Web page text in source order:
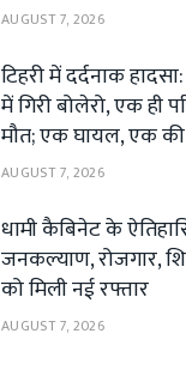
AUGUST 7, 2026
टिहरी में दर्दनाक
में गिरी बोलेरो, एक ही
मौत; एक घायल, एक
AUGUST 7, 2026
धामी कैबिनेट के
जनकल्याण, रोजगार,
को मिली नई रफ्तार
AUGUST 7, 2026